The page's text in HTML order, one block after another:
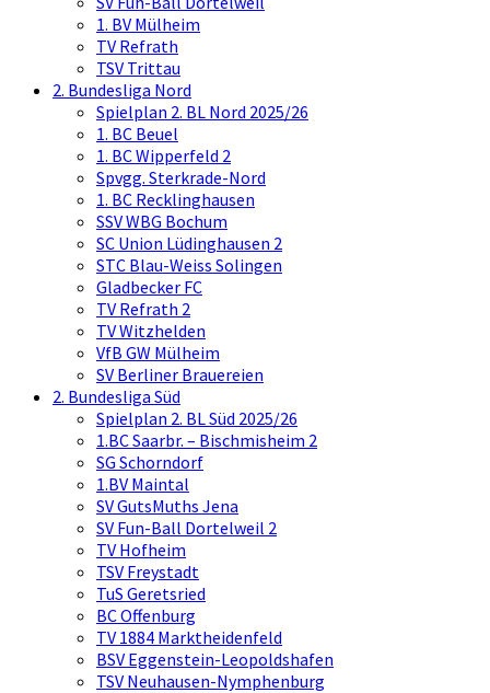
1. BV Mülheim
TV Refrath
TSV Trittau
2. Bundesliga Nord
Spielplan 2. BL Nord 2025/26
1. BC Beuel
1. BC Wipperfeld 2
Spvgg. Sterkrade-Nord
1. BC Recklinghausen
SSV WBG Bochum
SC Union Lüdinghausen 2
STC Blau-Weiss Solingen
Gladbecker FC
TV Refrath 2
TV Witzhelden
VfB GW Mülheim
SV Berliner Brauereien
2. Bundesliga Süd
Spielplan 2. BL Süd 2025/26
1.BC Saarbr. – Bischmisheim 2
SG Schorndorf
1.BV Maintal
SV GutsMuths Jena
SV Fun-Ball Dortelweil 2
TV Hofheim
TSV Freystadt
TuS Geretsried
BC Offenburg
TV 1884 Marktheidenfeld
BSV Eggenstein-Leopoldshafen
TSV Neuhausen-Nymphenburg